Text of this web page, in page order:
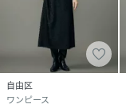
自由区
ワンピース